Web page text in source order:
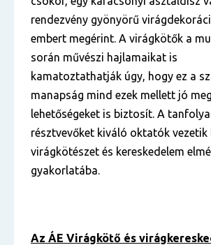
rendezvény gyönyörű
embert megérint. A virágkötők a
során művészi hajlamaikat is
kamatoztathatják úgy, hogy ez a
manapság mind ezek mellett jó
lehetőségeket is biztosít. A
résztvevőket kiváló oktatók vezetik
virágkötészet és kereskedelem
gyakorlatába.
Az ÁE Virágkötő és